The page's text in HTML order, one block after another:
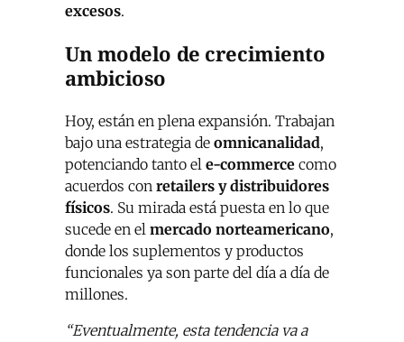
excesos.
Un modelo de crecimiento
ambicioso
Hoy, están en plena expansión. Trabajan
bajo una estrategia de omnicanalidad,
potenciando tanto el e-commerce como
acuerdos con retailers y distribuidores
físicos. Su mirada está puesta en lo que
sucede en el mercado norteamericano,
donde los suplementos y productos
funcionales ya son parte del día a día de
millones.
“Eventualmente, esta tendencia va a